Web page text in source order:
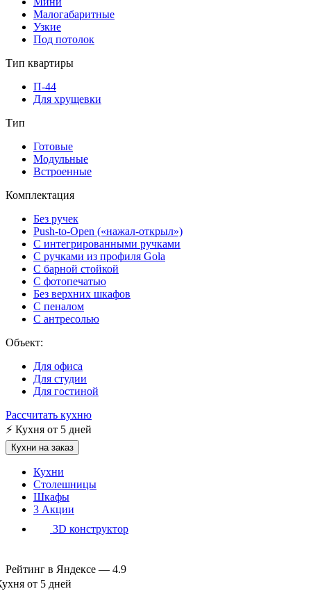
Малогабаритные
Узкие
Под потолок
Тип квартиры
П-44
Для хрущевки
Тип
Готовые
Модульные
Встроенные
Комплектация
Без ручек
Push-to-Open («нажал-открыл»)
С интегрированными ручками
С ручками из профиля Gola
С барной стойкой
С фотопечатью
Без верхних шкафов
С пеналом
С антресолью
Объект:
Для офиса
Для студии
Для гостиной
Рассчитать кухню
⚡ Кухня от 5 дней
Кухни на заказ
Кухни
Столешницы
Шкафы
3 Акции
3D конструктор
Рейтинг в Яндексе — 4.9
от 5 дней